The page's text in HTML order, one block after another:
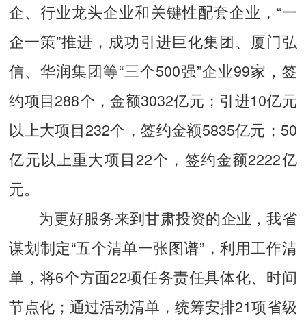
企、行业龙头企业和关键性配套企业，“一
企一策”推进，成功引进巨化集团、厦门弘
信、华润集团等“三个500强”企业99家，签
约项目288个，金额3032亿元；引进10亿元
以上大项目232个，签约金额5835亿元；50
亿元以上重大项目22个，签约金额2222亿
元。
为更好服务来到甘肃投资的企业，我省
谋划制定“五个清单一张图谱”，利用工作清
单，将6个方面22项任务责任具体化、时间
节点化；通过活动清单，统筹安排21项省级